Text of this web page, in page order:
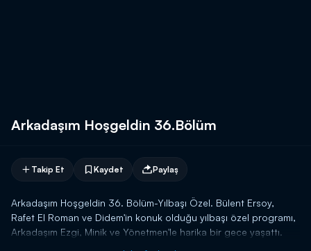
Arkadaşım Hoşgeldin 36.Bölüm
Takip Et Kaydet Paylaş
Arkadaşım Hoşgeldin 36. Bölüm-Yılbaşı Özel. Bülent Ersoy,
Rafet El Roman ve Didem'in konuk olduğu yılbaşı özel programı,
Arkadaşım Ezgi, Minik ve Yönetmen'le harika bir gece yaşattı.